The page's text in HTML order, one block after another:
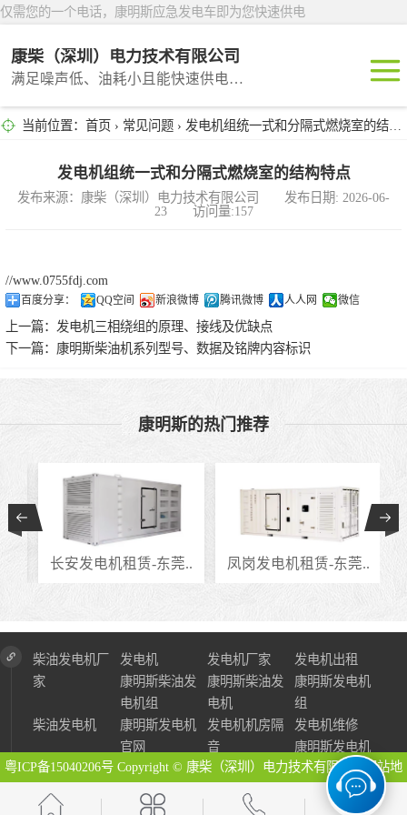
仅需您的一个电话，康明斯应急发电车即为您快速供电
康柴（深圳）电力技术有限公司
满足噪声低、油耗小且能快速供电的租赁产品
当前位置： 首页 › 常见问题 › 发电机组统一式和分隔式燃烧室的结构特点
发电机组统一式和分隔式燃烧室的结构特点
发布来源：康柴（深圳）电力技术有限公司 发布日期: 2026-06-
23 访问量:157
//www.0755fdj.com
百度分享： QQ空间 新浪微博 腾讯微博 人人网 微信
上一篇： 发电机三相绕组的原理、接线及优缺点
下一篇： 康明斯柴油机系列型号、数据及铭牌内容标识
康明斯的热门推荐
长安发电机租赁-东莞.. 凤岗发电机租赁-东莞..
柴油发电机厂
家
发电机 发电机厂家
发电机出租
康明斯柴油发
电机组
康明斯柴油发
电机
康明斯发电机
组
柴油发电机
康明斯发电机
官网
发电机机房隔
音
发电机维修
康明斯发电机
粤ICP备15040206号 Copyright © 康柴（深圳）电力技术有限公司 网站地
图
深圳租赁
东莞租赁
汕头租赁